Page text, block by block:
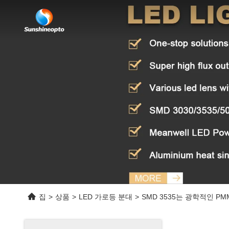
집 > 상품 > LED 가로등 분대 > SMD 3535는 광학적인